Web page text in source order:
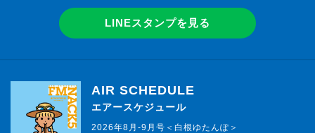
LINEスタンプを見る
AIR SCHEDULE
エアースケジュール
2026年8月-9月号＜白根ゆたんぽ＞